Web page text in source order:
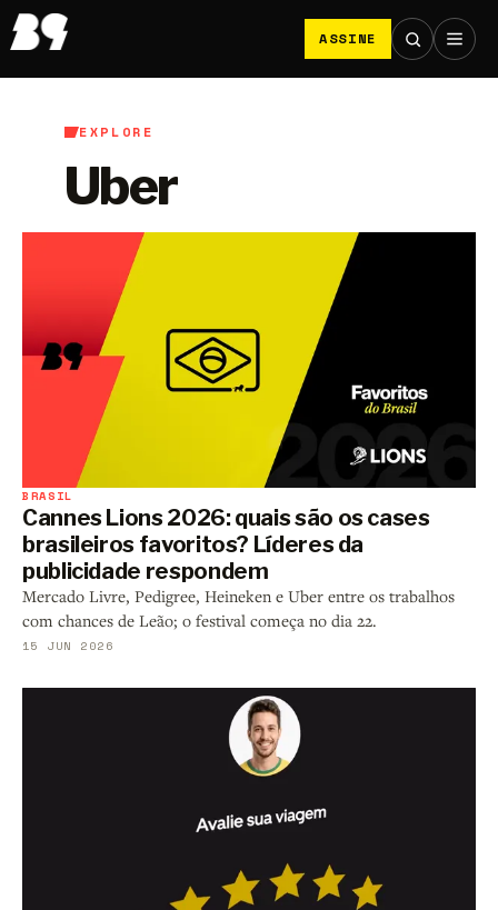
ASSINE
EXPLORE
Uber
BRASIL
Cannes Lions 2026: quais são os cases
brasileiros favoritos? Líderes da
publicidade respondem
Mercado Livre, Pedigree, Heineken e Uber entre os trabalhos
com chances de Leão; o festival começa no dia 22.
15 JUN 2026